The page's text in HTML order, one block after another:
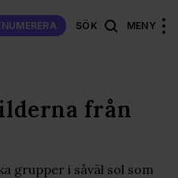
SÖK MENY
från
grupper i såväl sol som